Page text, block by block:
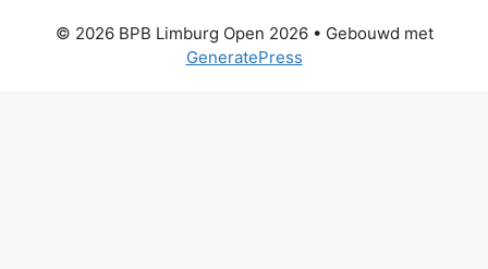
© 2026 BPB Limburg Open 2026• Gebouwd met
GeneratePress